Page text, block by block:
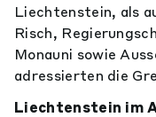
Liechtenstein, als
Risch,
Monauni sowie
adressierten die
Liechtenstein im